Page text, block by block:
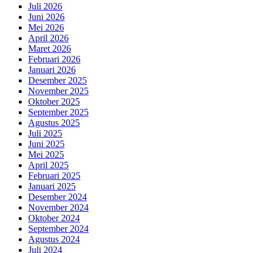
Juli 2026
Juni 2026
Mei 2026
April 2026
Maret 2026
Februari 2026
Januari 2026
Desember 2025
November 2025
Oktober 2025
September 2025
Agustus 2025
Juli 2025
Juni 2025
Mei 2025
April 2025
Februari 2025
Januari 2025
Desember 2024
November 2024
Oktober 2024
September 2024
Agustus 2024
Juli 2024